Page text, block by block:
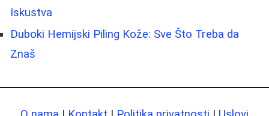
Iskustva
Duboki Hemijski Piling Kože: Sve Što Treba da
Znaš